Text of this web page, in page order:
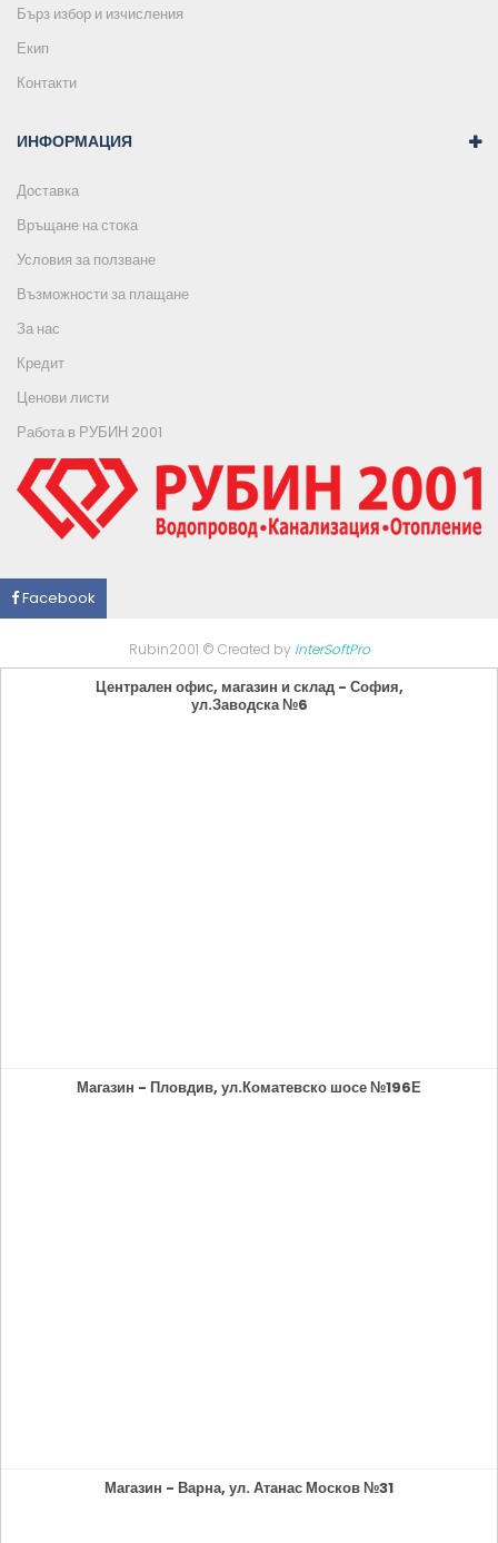
Бърз избор и изчисления
Екип
Контакти
ИНФОРМАЦИЯ
Доставка
Връщане на стока
Условия за ползване
Възможности за плащане
За нас
Кредит
Ценови листи
Работа в РУБИН 2001
Facebook
Rubin2001 © Created by InterSoftPro
Централен офис, магазин и склад - София,
ул.Заводска №6
Магазин - Пловдив, ул.Коматевско шосе №196Е
Магазин - Варна, ул. Атанас Москов №31